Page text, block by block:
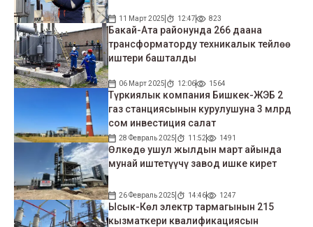
11 Март 2025 12:47 823
Бакай-Ата районунда 266 даана
трансформаторду техникалык тейлөө
иштери башталды
06 Март 2025 12:06 1564
Түркиялык компания Бишкек-ЖЭБ 2
газ станциясынын курулушуна 3 млрд
сом инвестиция салат
28 Февраль 2025 11:52 1491
Өлкөдө ушул жылдын март айында
мунай иштетүүчү завод ишке кирет
26 Февраль 2025 14:46 1247
Ысык-Көл электр тармагынын 215
кызматкери квалификациясын